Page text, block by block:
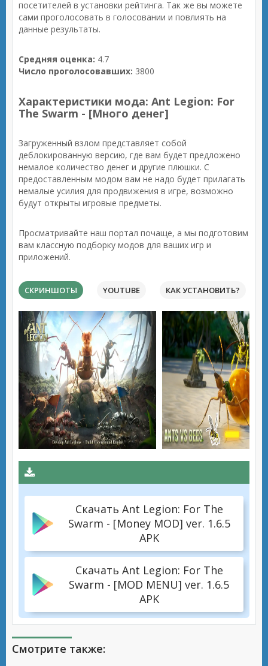
посетителей в установки рейтинга. Так же вы можете
сами проголосовать в голосовании и повлиять на
данные результаты.
Средняя оценка: 4.7
Число проголосовавших: 3800
Характеристики мода: Ant Legion: For
The Swarm - [Много денег]
Загруженный взлом представляет собой
деблокированную версию, где вам будет предложено
немалое количество денег и другие плюшки. С
предоставленным модом вам не надо будет прилагать
немалые усилия для продвижения в игре, возможно
будут открыты игровые предметы.
Просматривайте наш портал почаще, а мы подготовим
вам классную подборку модов для ваших игр и
приложений.
СКРИНШОТЫ YOUTUBE КАК УСТАНОВИТЬ?
Скачать Ant Legion: For The
Swarm - [Money MOD] ver. 1.6.5
APK
Скачать Ant Legion: For The
Swarm - [MOD MENU] ver. 1.6.5
APK
Смотрите также: